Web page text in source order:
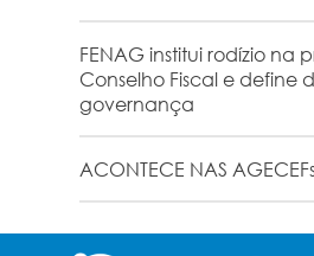
FENAG institui rodízio na
Conselho Fiscal e define
governança
ACONTECE NAS